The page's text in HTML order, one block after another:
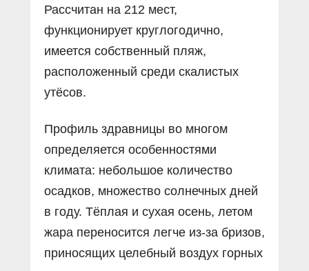
Рассчитан на 212 мест,
функционирует круглогодично,
имеется собственный пляж,
расположенный среди скалистых
утёсов.
Профиль здравницы во многом
определяется особенностями
климата: небольшое количество
осадков, множество солнечных дней
в году. Тёплая и сухая осень, летом
жара переносится легче из-за бризов,
приносящих целебный воздух горных